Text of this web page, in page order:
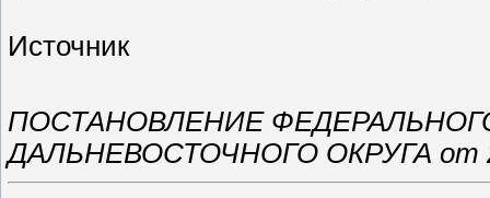
Источник
ПОСТАНОВЛЕНИЕ
ДАЛЬНЕВОСТОЧНОГО ОКРУГА от 2